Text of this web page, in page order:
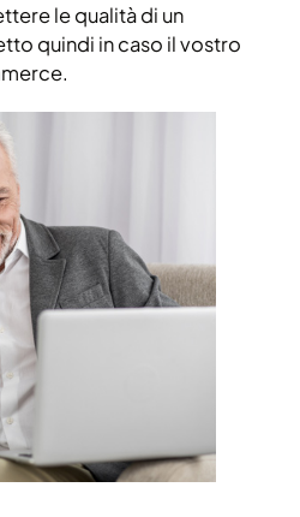
le qualità di un
quindi in caso il vostro